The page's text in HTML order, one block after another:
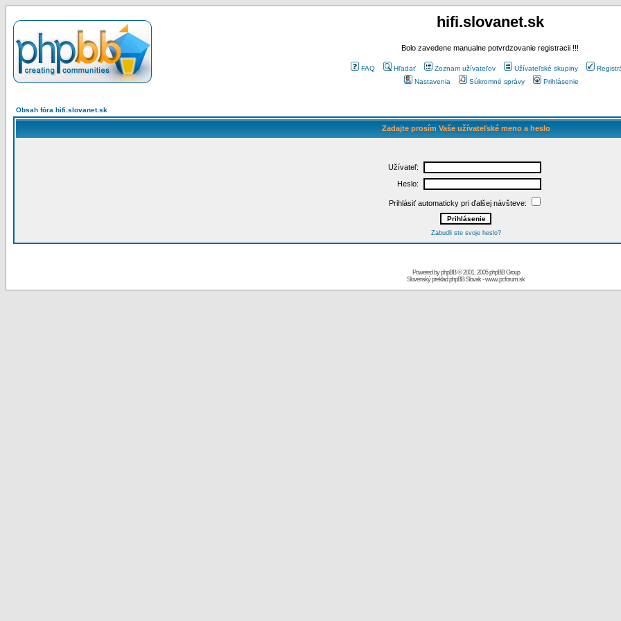
hifi.slovanet.sk
Bolo zavedene manualne potvrdzovanie registracii !!!
FAQ Hľadať Zoznam užívateľov Užívateľské skupiny
Nastavenia
Súkromné správy Prihlásenie
Obsah fóra hifi.slovanet.sk
Zadajte prosím Vaše užívateľské meno a heslo
Užívateľ:
Heslo:
Prihlásiť automaticky pri ďalšej návšteve:
Zabudli ste svoje heslo?
Powered byphpBB© 2001, 2005 phpBB Group
Slovenský preklad phpBB Slovak-www.pcforum.sk